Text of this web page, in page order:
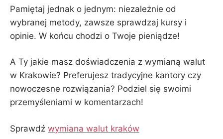
Pamiętaj jednak o jednym: niezależnie od
wybranej metody, zawsze sprawdzaj kursy i
opinie. W końcu chodzi o Twoje pieniądze!
A Ty jakie masz doświadczenia z wymianą walut
w Krakowie? Preferujesz tradycyjne kantory czy
nowoczesne rozwiązania? Podziel się swoimi
przemyśleniami w komentarzach!
Sprawdź wymiana walut kraków